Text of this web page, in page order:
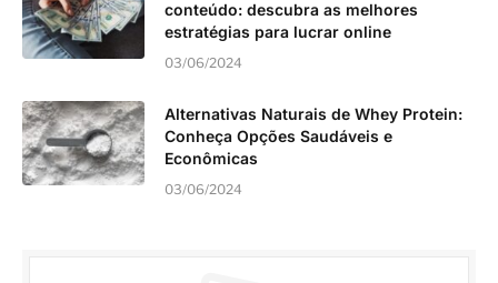
conteúdo: descubra as melhores
estratégias para lucrar online
03/06/2024
Alternativas Naturais de Whey Protein:
Conheça Opções Saudáveis e
Econômicas
03/06/2024